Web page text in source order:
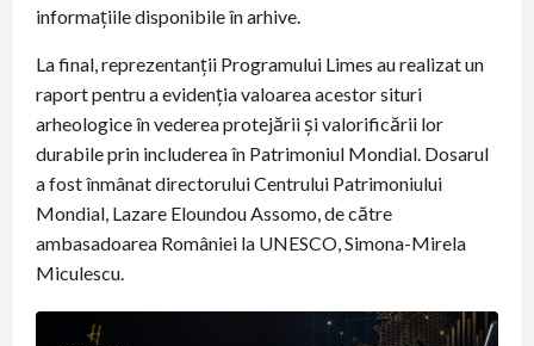
informațiile disponibile în arhive.
La final, reprezentanții Programului Limes au realizat un
raport pentru a evidenția valoarea acestor situri
arheologice în vederea protejării și valorificării lor
durabile prin includerea în Patrimoniul Mondial. Dosarul
a fost înmânat directorului Centrului Patrimoniului
Mondial, Lazare Eloundou Assomo, de către
ambasadoarea României la UNESCO, Simona-Mirela
Miculescu.